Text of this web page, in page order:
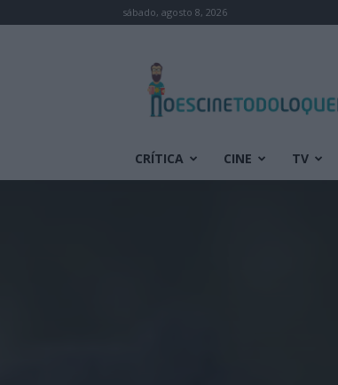
sábado, agosto 8, 2026
cine
todo
que
CRÍTICA CINE TV